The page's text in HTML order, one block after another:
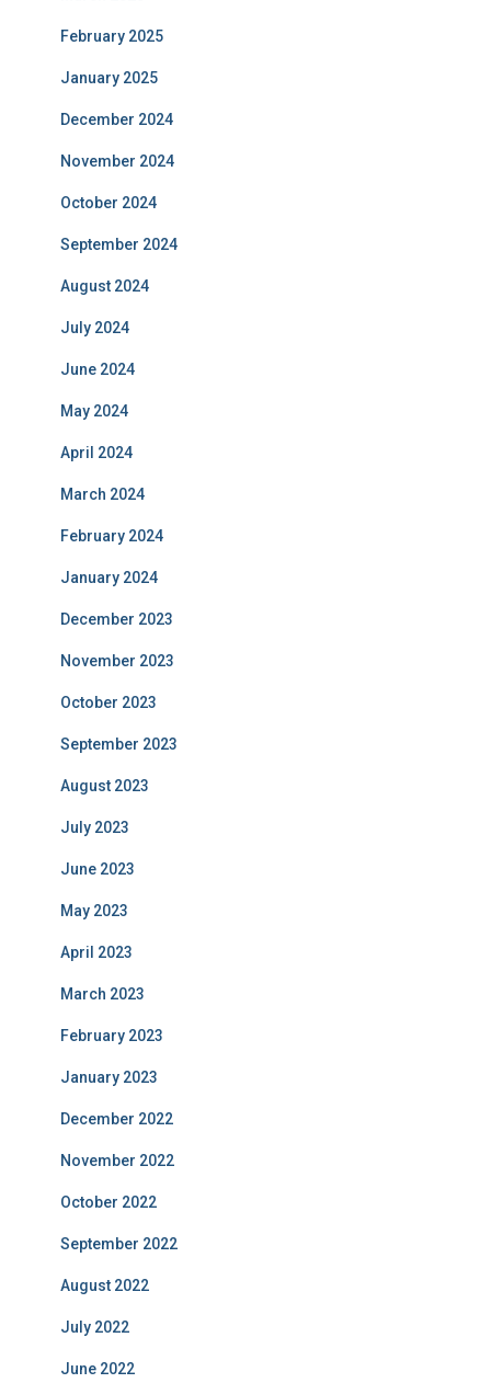
February 2025
January 2025
December 2024
November 2024
October 2024
September 2024
August 2024
July 2024
June 2024
May 2024
April 2024
March 2024
February 2024
January 2024
December 2023
November 2023
October 2023
September 2023
August 2023
July 2023
June 2023
May 2023
April 2023
March 2023
February 2023
January 2023
December 2022
November 2022
October 2022
September 2022
August 2022
July 2022
June 2022